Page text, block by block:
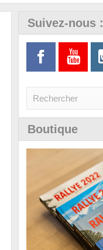
Suivez-nous :
Boutique